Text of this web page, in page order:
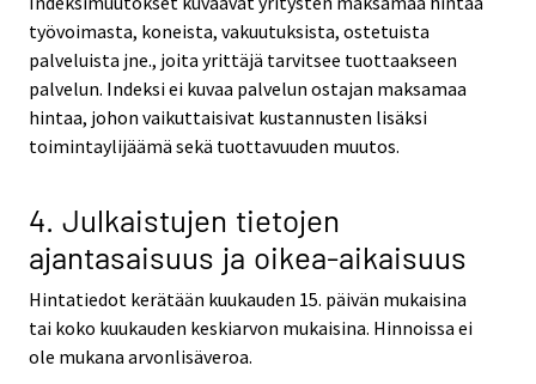
työvoimasta, koneista, vakuutuksista, ostetuista
palveluista jne., joita yrittäjä tarvitsee tuottaakseen
palvelun. Indeksi ei kuvaa palvelun ostajan maksamaa
hintaa, johon vaikuttaisivat kustannusten lisäksi
toimintaylijäämä sekä tuottavuuden muutos.
4. Julkaistujen tietojen
ajantasaisuus ja oikea-aikaisuus
Hintatiedot kerätään kuukauden 15. päivän mukaisina
tai koko kuukauden keskiarvon mukaisina. Hinnoissa ei
ole mukana arvonlisäveroa.